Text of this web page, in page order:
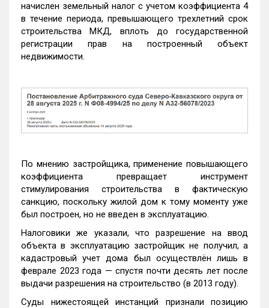
начислен земельный налог с учетом коэффициента 4
в течение периода, превышающего трехлетний срок
строительства МКД, вплоть до государственной
регистрации прав на построенный объект
недвижимости.
По мнению застройщика, применение повышающего
коэффициента превращает инструмент
стимулирования строительства в фактическую
санкцию, поскольку жилой дом к тому моменту уже
был построен, но не введен в эксплуатацию.
Налоговики же указали, что разрешение на ввод
объекта в эксплуатацию застройщик не получил, а
кадастровый учет дома был осуществлён лишь в
феврале 2023 года — спустя почти десять лет после
выдачи разрешения на строительство (в 2013 году).
Суды нижестоящей инстанций признали позицию